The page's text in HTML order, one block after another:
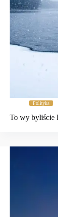
Polityka
To wy byliście